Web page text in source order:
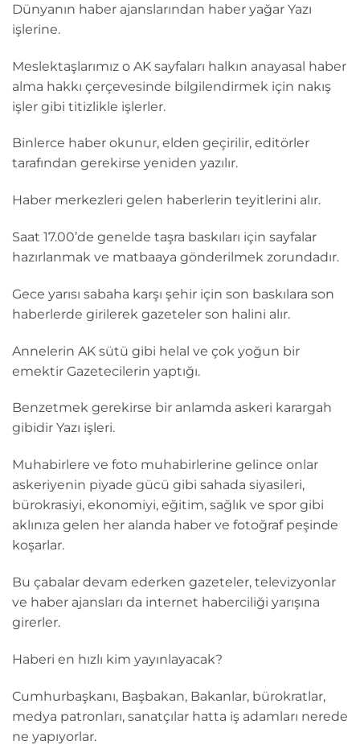
Dünyanın haber ajanslarından haber yağar Yazı
işlerine.
Meslektaşlarımız o AK sayfaları halkın anayasal haber
alma hakkı çerçevesinde bilgilendirmek için nakış
işler gibi titizlikle işlerler.
Binlerce haber okunur, elden geçirilir, editörler
tarafından gerekirse yeniden yazılır.
Haber merkezleri gelen haberlerin teyitlerini alır.
Saat 17.00’de genelde taşra baskıları için sayfalar
hazırlanmak ve matbaaya gönderilmek zorundadır.
Gece yarısı sabaha karşı şehir için son baskılara son
haberlerde girilerek gazeteler son halini alır.
Annelerin AK sütü gibi helal ve çok yoğun bir
emektir Gazetecilerin yaptığı.
Benzetmek gerekirse bir anlamda askeri karargah
gibidir Yazı işleri.
Muhabirlere ve foto muhabirlerine gelince onlar
askeriyenin piyade gücü gibi sahada siyasileri,
bürokrasiyi, ekonomiyi, eğitim, sağlık ve spor gibi
aklınıza gelen her alanda haber ve fotoğraf peşinde
koşarlar.
Bu çabalar devam ederken gazeteler, televizyonlar
ve haber ajansları da internet haberciliği yarışına
girerler.
Haberi en hızlı kim yayınlayacak?
Cumhurbaşkanı, Başbakan, Bakanlar, bürokratlar,
medya patronları, sanatçılar hatta iş adamları nerede
ne yapıyorlar.